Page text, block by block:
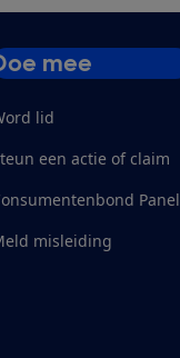
mee
lid
een actie of claim
Panel
misleiding